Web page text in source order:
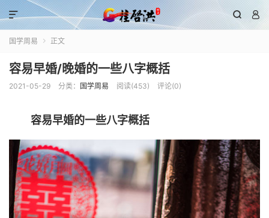
 

国学周易  正文
容易早婚/晚婚的一些八字概括
2021-05-29 分类： 国学周易 阅读(453) 评论(0)
容易早婚的一些八字概括